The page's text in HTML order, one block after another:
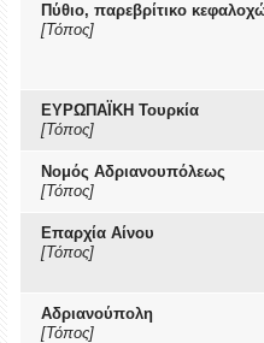
Πύθιο, παρεβρίτικο
[Τόπος]
ΕΥΡΩΠΑΪΚΗ Τουρκία
[Τόπος]
Νομός Αδριανουπόλεως
[Τόπος]
Επαρχία Αίνου
[Τόπος]
Αδριανούπολη
[Τόπος]